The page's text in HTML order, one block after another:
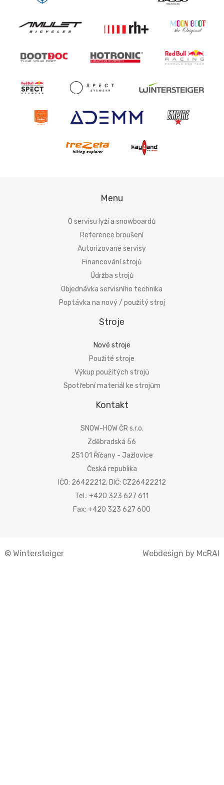
Menu
O servisu lyží a snowboardů
Reference broušení
Autorizované servisy
Financování strojů
Údržba strojů
Objednávka servisního technika
Poptávka na nový / použitý stroj
Stroje
Nové stroje
Použité stroje
Výkup použitých strojů
Spotřební materiál ke strojům
Kontakt
SNOW-HOW ČR s.r.o.
Zděbradská 56
251 01 Říčany - Jažlovice
Česká republika
IČO: 26422212, DIČ: CZ26422212
Tel.: +420 323 627 611
Fax: +420 323 627 600
© Wintersteiger Webdesign by McRAI